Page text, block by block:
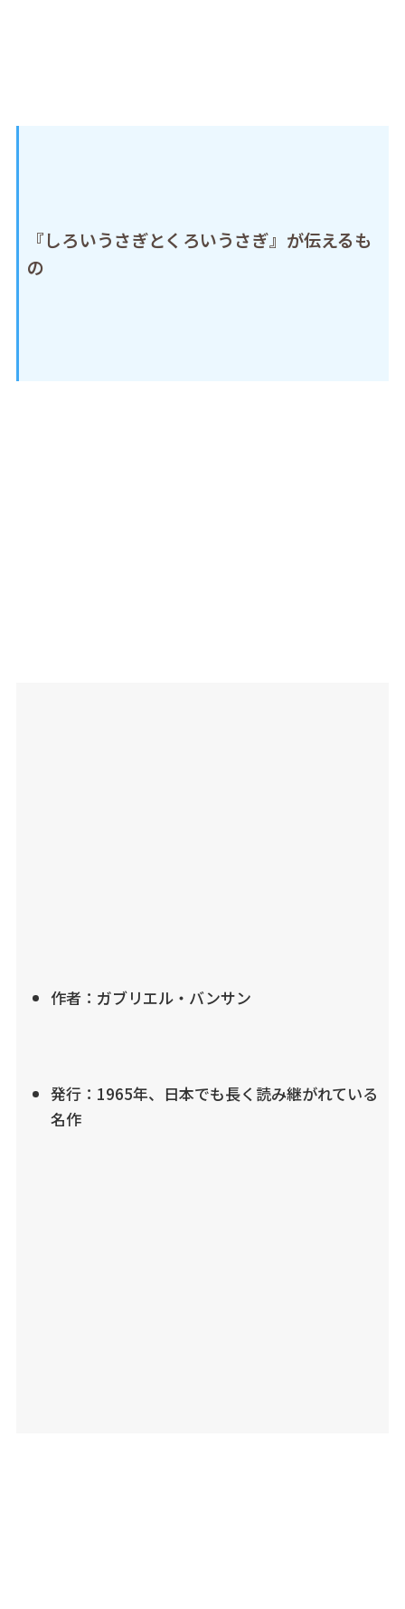
『しろいうさぎとくろいうさぎ』が伝えるも
の
作者：ガブリエル・バンサン
発行：1965年、日本でも長く読み継がれている
名作